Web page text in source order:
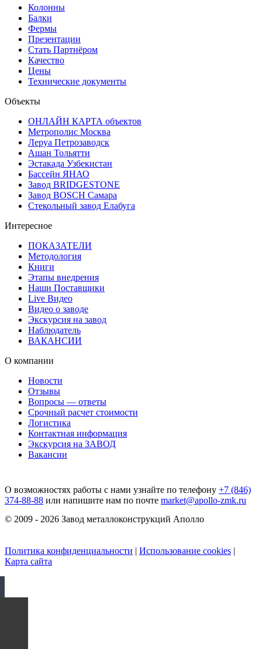
Колонны
Балки
Фермы
Презентации
Стать Партнёром
Качество
Цены
Технические документы
Объекты
ОНЛАЙН КАРТА объектов
Метрополис Москва
Леруа Петрозаводск
Ашан Тольятти
Эстакада Узбекистан
Бассейн ЯНАО
Завод BRIDGESTONE
Завод BOSCH Самара
Стекольный завод Елабуга
Интересное
ПОКАЗАТЕЛИ
Методология
Книги
Этапы внедрения
Наши Поставщики
Live Видео
Видео о заводе
Экскурсия на завод
Наблюдатель
ВАКАНСИИ
О компании
Новости
Отзывы
Вопросы — ответы
Срочный расчет стоимости
Логистика
Контактная информация
Экскурсия на ЗАВОД
Вакансии
О возможностях работы с нами узнайте по телефону +7 (846)
374-88-88 или напишите нам по почте market@apollo-zmk.ru
© 2009 - 2026 Завод металлоконструкций Аполло
Политика конфиденциальности | Использование cookies |
Карта сайта